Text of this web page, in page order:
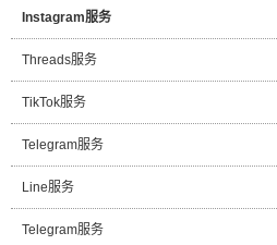
Instagram服务
Threads服务
TikTok服务
Telegram服务
Line服务
Telegram服务